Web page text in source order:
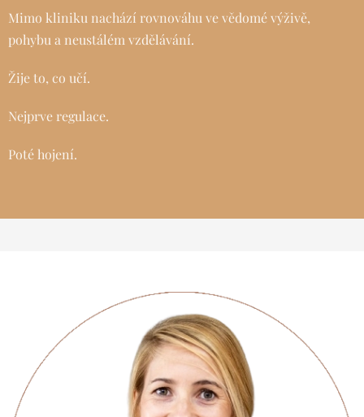
Mimo kliniku nachází rovnováhu ve vědomé výživě,
pohybu a neustálém vzdělávání.
Žije to, co učí.
Nejprve regulace.
Poté hojení.